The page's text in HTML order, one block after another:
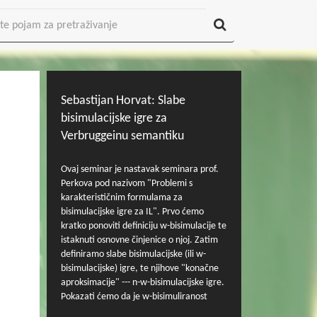
Sebastijan Horvat: Slabe
bisimulacijske igre za
Verbruggeinu semantiku
Ovaj seminar je nastavak seminara prof.
Perkova pod nazivom "Problemi s
karakterističnim formulama za
bisimulacijske igre za IL". Prvo ćemo
kratko ponoviti definiciju w-bisimulacije te
istaknuti osnovne činjenice o njoj. Zatim
definiramo slabe bisimulacijske (ili w-
bisimulacijske) igre, te njihove "konačne
aproksimacije" --- n-w-bisimulacijske igre.
Pokazati ćemo da je w-bisimuliranost